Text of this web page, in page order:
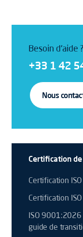
Besoin d'aide
+33 1 42
Nous
Certification
Certification
Certification
ISO 9001:2026
guide de